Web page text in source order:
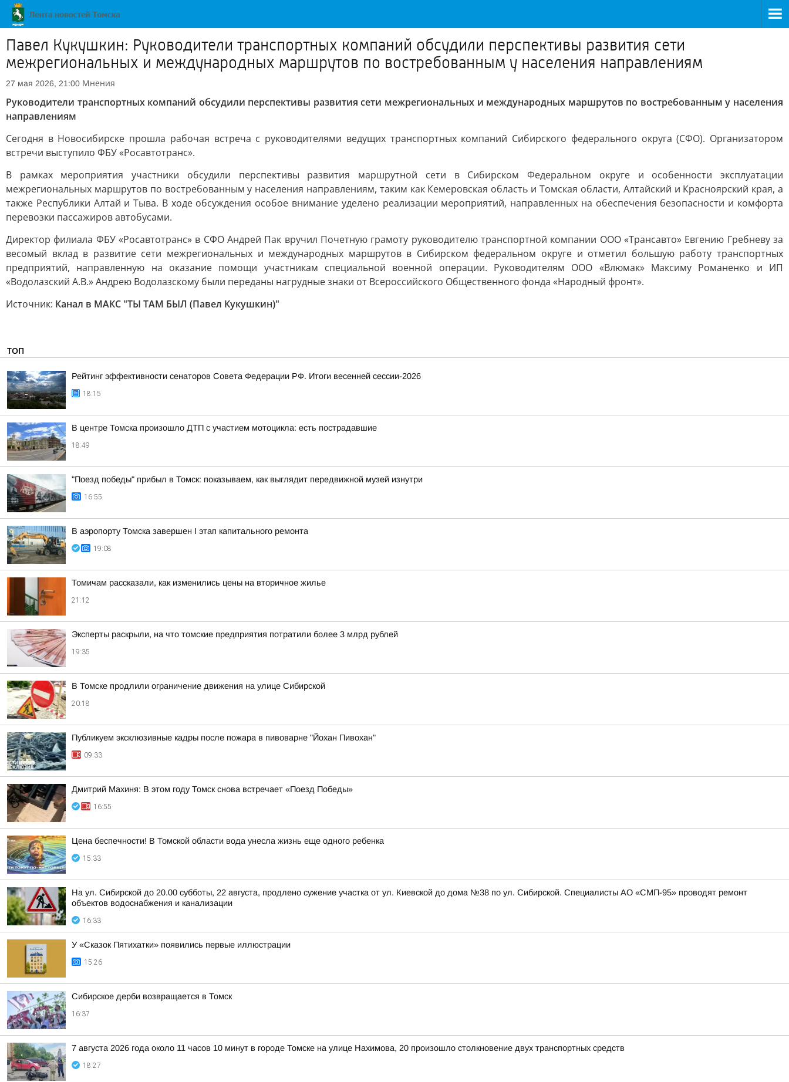
Павел Кукушкин: Руководители транспортных компаний обсудили перспективы развития сети
межрегиональных и международных маршрутов по востребованным у населения направлениям
27 мая 2026, 21:00 Мнения
Руководители транспортных компаний обсудили перспективы развития сети межрегиональных и международных маршрутов по востребованным у населения
направлениям
Сегодня в Новосибирске прошла рабочая встреча с руководителями ведущих транспортных компаний Сибирского федерального округа (СФО). Организатором
встречи выступило ФБУ «Росавтотранс».
В рамках мероприятия участники обсудили перспективы развития маршрутной сети в Сибирском Федеральном округе и особенности эксплуатации
межрегиональных маршрутов по востребованным у населения направлениям, таким как Кемеровская область и Томская области, Алтайский и Красноярский края, а
также Республики Алтай и Тыва. В ходе обсуждения особое внимание уделено реализации мероприятий, направленных на обеспечения безопасности и комфорта
перевозки пассажиров автобусами.
Директор филиала ФБУ «Росавтотранс» в СФО Андрей Пак вручил Почетную грамоту руководителю транспортной компании ООО «Трансавто» Евгению Гребневу за
весомый вклад в развитие сети межрегиональных и международных маршрутов в Сибирском федеральном округе и отметил большую работу транспортных
предприятий, направленную на оказание помощи участникам специальной военной операции. Руководителям ООО «Влюмак» Максиму Романенко и ИП
«Водолазский А.В.» Андрею Водолазскому были переданы нагрудные знаки от Всероссийского Общественного фонда «Народный фронт».
Источник: Канал в МАКС "ТЫ ТАМ БЫЛ (Павел Кукушкин)"
ТОП
Рейтинг эффективности сенаторов Совета Федерации РФ. Итоги весенней сессии-2026
18:15
В центре Томска произошло ДТП с участием мотоцикла: есть пострадавшие
18:49
"Поезд победы" прибыл в Томск: показываем, как выглядит передвижной музей изнутри
16:55
В аэропорту Томска завершен I этап капитального ремонта
19:08
Томичам рассказали, как изменились цены на вторичное жилье
21:12
Эксперты раскрыли, на что томские предприятия потратили более 3 млрд рублей
19:35
В Томске продлили ограничение движения на улице Сибирской
20:18
Публикуем эксклюзивные кадры после пожара в пивоварне "Йохан Пивохан"
09:33
Дмитрий Махиня: В этом году Томск снова встречает «Поезд Победы»
16:55
Цена беспечности! В Томской области вода унесла жизнь еще одного ребенка
15:33
На ул. Сибирской до 20.00 субботы, 22 августа, продлено сужение участка от ул. Киевской до дома №38 по ул. Сибирской. Специалисты АО «СМП-95» проводят ремонт
объектов водоснабжения и канализации
16:33
У «Сказок Пятихатки» появились первые иллюстрации
15:26
Сибирское дерби возвращается в Томск
16:37
7 августа 2026 года около 11 часов 10 минут в городе Томске на улице Нахимова, 20 произошло столкновение двух транспортных средств
18:27